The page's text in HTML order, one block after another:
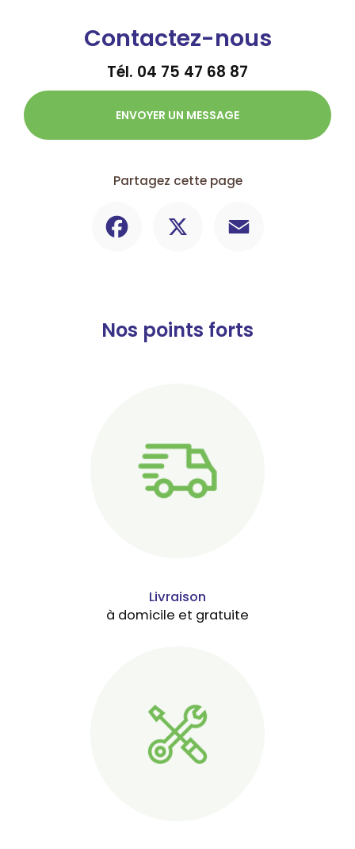
Contactez-nous
Tél. 04 75 47 68 87
ENVOYER UN MESSAGE
Partagez cette page
Nos points forts
Livraison
à domicile et gratuite